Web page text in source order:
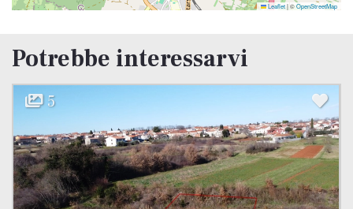
Leaflet|©OpenStreetMap
Potrebbe interessarvi